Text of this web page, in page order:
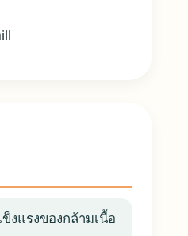
งแรงของกล้ามเนื้อ